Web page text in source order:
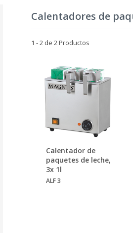
Calentadores de
1 - 2 de 2 Productos
Calentador de
paquetes de leche,
3x 1l
ALF 3